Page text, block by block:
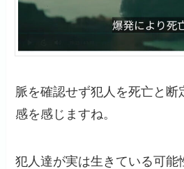
脈を確認せず犯人を死亡と断
感を感じますね。
犯人達が実は生きている可能